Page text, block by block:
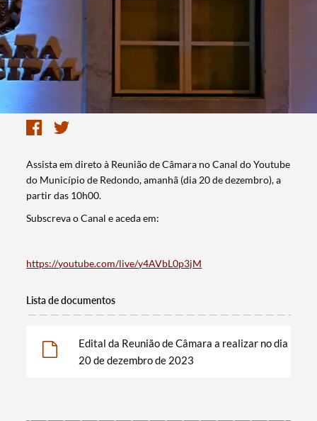
Termo de Pesquisa
Assista em direto à Reunião de Câmara no Canal do Youtube
do Município de Redondo, amanhã (dia 20 de dezembro), a
partir das 10h00.
Subscreva o Canal e aceda em:
https://youtube.com/live/y4AVbL0p3jM
Lista de documentos
Edital da Reunião de Câmara a realizar no dia
20 de dezembro de 2023